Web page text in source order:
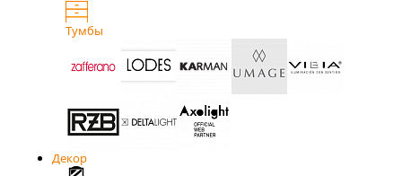
Тумбы
Декор